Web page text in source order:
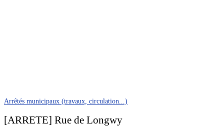
Arrêtés municipaux (travaux, circulation...)
[ARRETE] Rue de Longwy